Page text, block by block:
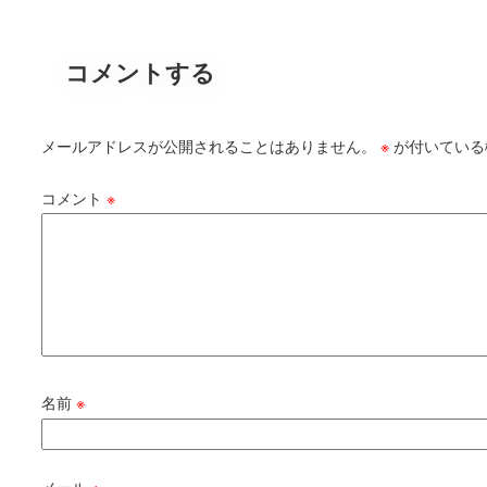
コメントする
メールアドレスが公開されることはありません。 ※が付いてい
コメント ※
名前※